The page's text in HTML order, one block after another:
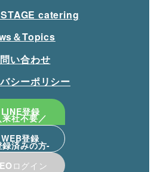
catering
＆Topics
い合わせ
シーポリシー
LINE登録
WEB登録
ログイン